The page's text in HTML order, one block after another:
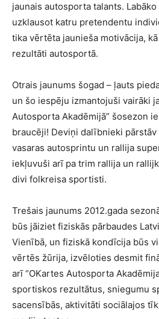
jaunais autosporta talants.
uzklausot katru pretendentu
tika vērtēta jaunieša motivācija,
rezultāti autosportā.
Otrais jaunums šogad – ļauts
un šo iespēju izmantojuši vairāki
Autosporta Akadēmijā” šosezon
braucēji! Deviņi dalībnieki
vasaras autosprintu un rallija
iekļuvuši arī pa trim rallija un
divi folkreisa sportisti.
Trešais jaunums 2012.gada
būs jāiziet fiziskās pārbaudes
Vienībā, un fiziskā kondīcija būs
vērtēs žūrija, izvēloties desmit
arī “OKartes Autosporta
sportiskos rezultātus, sniegumu
sacensībās, aktivitāti sociālajos